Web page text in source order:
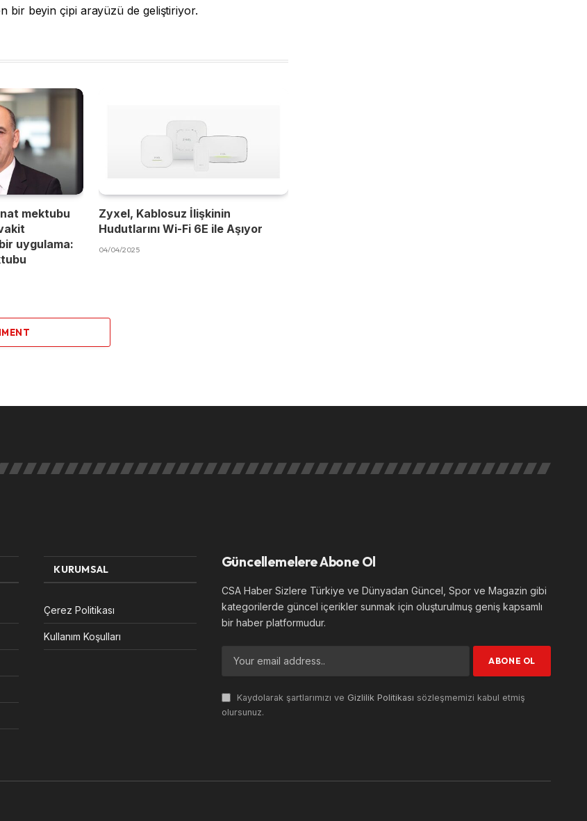
bir beyin çipi arayüzü de geliştiriyor.
mektubu
uygulama:
Zyxel, Kablosuz İlişkinin
Hudutlarını Wi-Fi 6E ile Aşıyor
04/04/2025
KURUMSAL
Çerez Politikası
Kullanım Koşulları
Güncellemelere Abone Ol
CSA Haber Sizlere Türkiye ve Dünyadan Güncel, Spor ve Magazin gibi
kategorilerde güncel içerikler sunmak için oluşturulmuş geniş kapsamlı
bir haber platformudur.
Kaydolarak şartlarımızı ve Gizlilik Politikası sözleşmemizi kabul etmiş
olursunuz.